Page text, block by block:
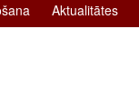
Aktualitātes